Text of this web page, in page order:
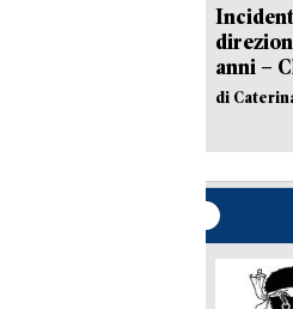
anni –
di